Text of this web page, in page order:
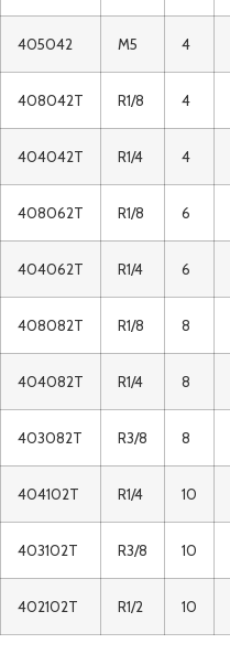
405042 M5 4
408042T R1/8 4
404042T R1/4 4
408062T R1/8 6
404062T R1/4 6
408082T R1/8 8
404082T R1/4 8
403082T R3/8 8
404102T R1/4 10
403102T R3/8 10
402102T R1/2 10